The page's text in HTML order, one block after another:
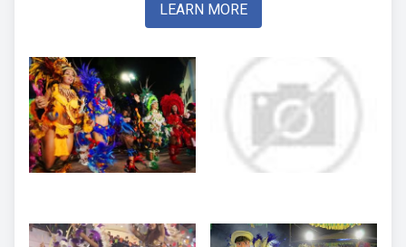
LEARN MORE